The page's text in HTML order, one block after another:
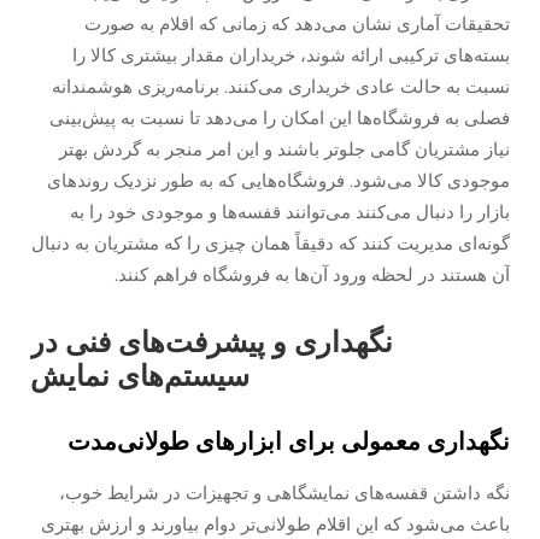
تحقیقات آماری نشان می‌دهد که زمانی که اقلام به صورت
بسته‌های ترکیبی ارائه شوند، خریداران مقدار بیشتری کالا را
نسبت به حالت عادی خریداری می‌کنند. برنامه‌ریزی هوشمندانه
فصلی به فروشگاه‌ها این امکان را می‌دهد تا نسبت به پیش‌بینی
نیاز مشتریان گامی جلوتر باشند و این امر منجر به گردش بهتر
موجودی کالا می‌شود. فروشگاه‌هایی که به طور نزدیک روندهای
بازار را دنبال می‌کنند می‌توانند قفسه‌ها و موجودی خود را به
گونه‌ای مدیریت کنند که دقیقاً همان چیزی را که مشتریان به دنبال
آن هستند در لحظه ورود آن‌ها به فروشگاه فراهم کنند.
نگهداری و پیشرفت‌های فنی در
سیستم‌های نمایش
نگهداری معمولی برای ابزارهای طولانی‌مدت
نگه داشتن قفسه‌های نمایشگاهی و تجهیزات در شرایط خوب،
باعث می‌شود که این اقلام طولانی‌تر دوام بیاورند و ارزش بهتری